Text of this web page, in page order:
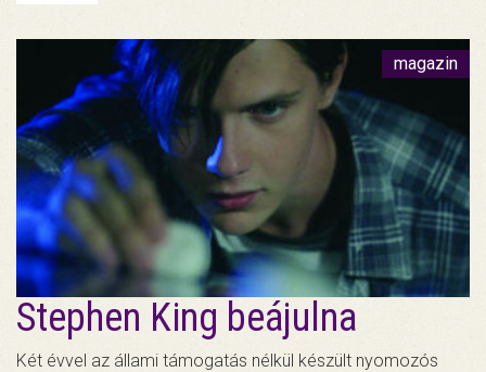
magazin
Stephen King beájulna
Két évvel az állami támogatás nélkül készült nyomozós